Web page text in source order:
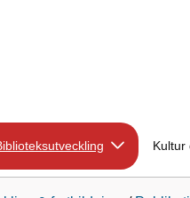
Kultur